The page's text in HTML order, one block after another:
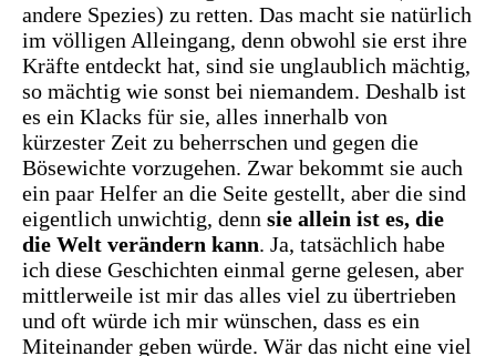
andere Spezies) zu retten. Das macht sie natürlich
im völligen Alleingang, denn obwohl sie erst ihre
Kräfte entdeckt hat, sind sie unglaublich mächtig,
so mächtig wie sonst bei niemandem. Deshalb ist
es ein Klacks für sie, alles innerhalb von
kürzester Zeit zu beherrschen und gegen die
Bösewichte vorzugehen. Zwar bekommt sie auch
ein paar Helfer an die Seite gestellt, aber die sind
eigentlich unwichtig, denn sie allein ist es, die
die Welt verändern kann. Ja, tatsächlich habe
ich diese Geschichten einmal gerne gelesen, aber
mittlerweile ist mir das alles viel zu übertrieben
und oft würde ich mir wünschen, dass es ein
Miteinander geben würde. Wär das nicht eine viel